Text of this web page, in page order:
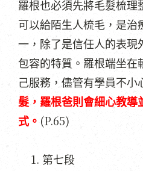
羅根也必須先將毛髮梳理
可以給陌生人梳毛，是治
一，除了是信任人的表現
包容的特質。羅根端坐在
己服務，儘管有學員不小
髮，羅根爸則會細心教導
式。 (P.65)
第七段